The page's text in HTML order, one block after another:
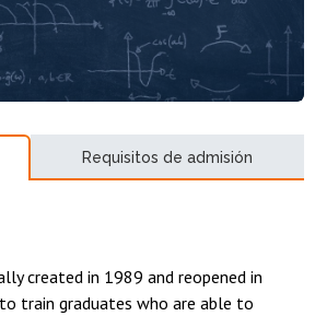
Requisitos de admisión
created in 1989 and reopened in
train graduates who are able to